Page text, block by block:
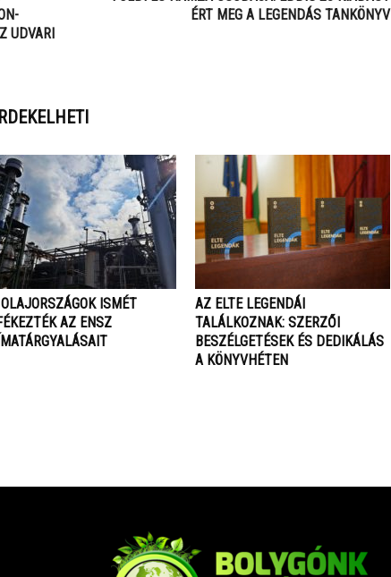
UDVARI
ÉRT MEG A LEGENDÁS TANKÖNYV
ISMÉT
AZ ENSZ
AZ ELTE LEGENDÁI
TALÁLKOZNAK: SZERZŐI
BESZÉLGETÉSEK ÉS DEDIKÁLÁS
A KÖNYVHÉTEN